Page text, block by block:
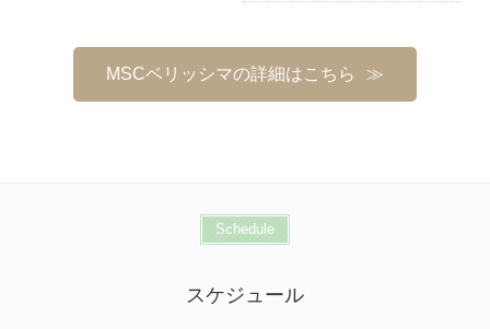
MSCベリッシマの詳細はこちら
Schedule
スケジュール